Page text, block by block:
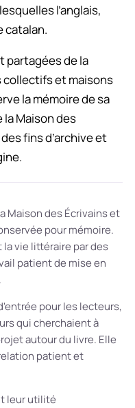
l’anglais,
catalan.
partagées de la
collectifs et maisons
la mémoire de sa
Maison des
fins d’archive et
Maison des Écrivains et
pour mémoire.
vie littéraire par des
patient de mise en
pour les lecteurs,
qui cherchaient à
autour du livre. Elle
patient et
leur utilité